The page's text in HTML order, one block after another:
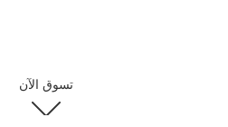
تسوق الآن